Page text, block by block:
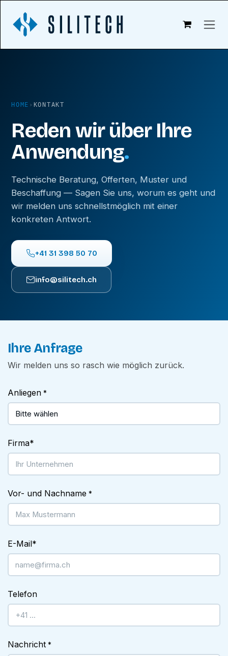
HOME › KONTAKT
Reden wir über Ihre
Anwendung.
Technische Beratung, Offerten, Muster und
Beschaffung — Sagen Sie uns, worum es geht und
wir melden uns schnellstmöglich mit einer
konkreten Antwort.
+41 31 398 50 70
info@silitech.ch
Ihre Anfrage
Wir melden uns so rasch wie möglich zurück.
Anliegen *
Firma*
Vor- und Nachname *
E-Mail*
Telefon
Nachricht *